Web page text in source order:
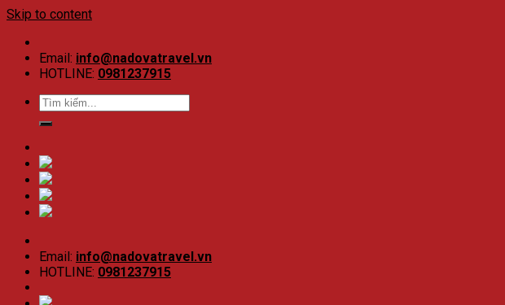
Skip to content
Email: info@nadovatravel.vn
HOTLINE: 0981237915
Email: info@nadovatravel.vn
HOTLINE: 0981237915